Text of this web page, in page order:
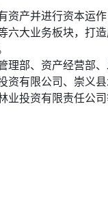
产并进行资本运
大业务板块，打造
部、资产经营部
有限公司、崇义
投资有限责任公